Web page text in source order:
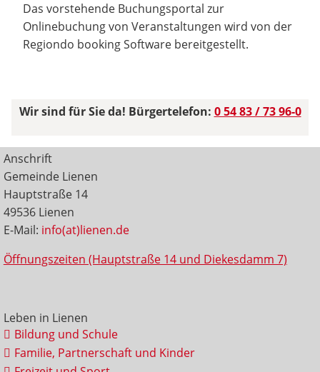
Das vorstehende Buchungsportal zur
Onlinebuchung von Veranstaltungen wird von der
Regiondo booking Software bereitgestellt.
Wir sind für Sie da! Bürgertelefon: 0 54 83 / 73 96-0
Anschrift
Gemeinde Lienen
Hauptstraße 14
49536 Lienen
E-Mail: info(at)lienen.de
Öffnungszeiten (Hauptstraße 14 und Diekesdamm 7)
Leben in Lienen
Bildung und Schule
Familie, Partnerschaft und Kinder